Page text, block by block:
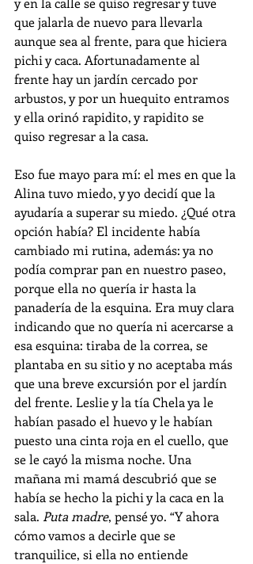
que jalarla de nuevo para llevarla
aunque sea al frente, para que hiciera
pichi y caca. Afortunadamente al
frente hay un jardín cercado por
arbustos, y por un huequito entramos
y ella orinó rapidito, y rapidito se
quiso regresar a la casa.
Eso fue mayo para mí: el mes en que la
Alina tuvo miedo, y yo decidí que la
ayudaría a superar su miedo. ¿Qué otra
opción había? El incidente había
cambiado mi rutina, además: ya no
podía comprar pan en nuestro paseo,
porque ella no quería ir hasta la
panadería de la esquina. Era muy clara
indicando que no quería ni acercarse a
esa esquina: tiraba de la correa, se
plantaba en su sitio y no aceptaba más
que una breve excursión por el jardín
del frente. Leslie y la tía Chela ya le
habían pasado el huevo y le habían
puesto una cinta roja en el cuello, que
se le cayó la misma noche. Una
mañana mi mamá descubrió que se
había se hecho la pichi y la caca en la
sala. Puta madre, pensé yo. “Y ahora
cómo vamos a decirle que se
tranquilice, si ella no entiende